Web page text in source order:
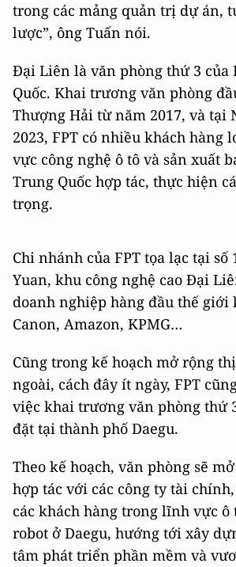
trong các mảng quản trị dự án,
lược”, ông Tuấn nói.
Đại Liên là văn phòng thứ 3 của
Quốc. Khai trương văn phòng
Thượng Hải từ năm 2017, và tại
2023, FPT có nhiều khách hàng
vực công nghệ ô tô và sản xuất
Trung Quốc hợp tác, thực hiện
trọng.
Chi nhánh của FPT tọa lạc tại số
Yuan, khu công nghệ cao Đại
doanh nghiệp hàng đầu thế giới
Canon, Amazon, KPMG…
Cũng trong kế hoạch mở rộng
ngoài, cách đây ít ngày, FPT
việc khai trương văn phòng thứ
đặt tại thành phố Daegu.
Theo kế hoạch, văn phòng sẽ
hợp tác với các công ty tài
các khách hàng trong lĩnh vực ô
robot ở Daegu, hướng tới xây
tâm phát triển phần mềm và